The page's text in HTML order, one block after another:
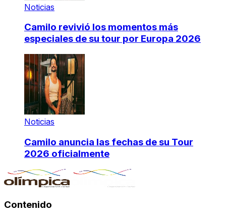
Noticias
Camilo revivió los momentos más
especiales de su tour por Europa 2026
Noticias
Camilo anuncia las fechas de su Tour
2026 oficialmente
Contenido